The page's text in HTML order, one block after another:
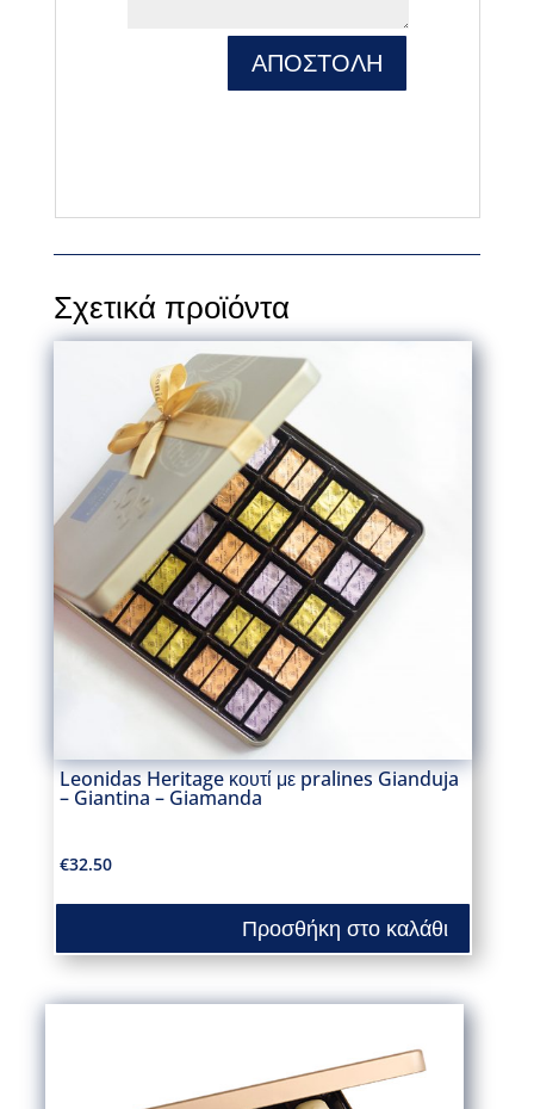
ΑΠΟΣΤΟΛΗ
Σχετικά προϊόντα
Leonidas Heritage κουτί με pralines Gianduja
– Giantina – Giamanda
€32.50
Προσθήκη στο καλάθι